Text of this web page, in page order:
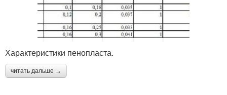
Характеристики пенопласта.
читать дальше →